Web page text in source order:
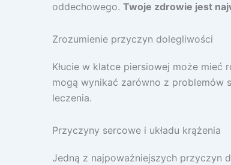
oddechowego. Twoje zdrowie jest
Zrozumienie przyczyn dolegliwości
Kłucie w klatce piersiowej może mieć
mogą wynikać zarówno z problemów
leczenia.
Przyczyny sercowe i układu krążenia
Jedną z najpoważniejszych przyczyn